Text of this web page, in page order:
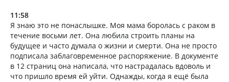
11:58
Я знаю это не понаслышке. Моя мама боролась с раком в
течение восьми лет. Она любила строить планы на
будущее и часто думала о жизни и смерти. Она не просто
подписала заблаговременное распоряжение. В документе
в 12 страниц она написала, что настрадалась вдоволь и
что пришло время ей уйти. Однажды, когда я ещё была